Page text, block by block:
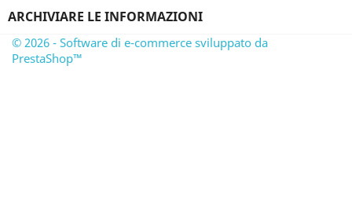
ARCHIVIARE LE INFORMAZIONI
© 2026 - Software di e-commerce sviluppato da
PrestaShop™